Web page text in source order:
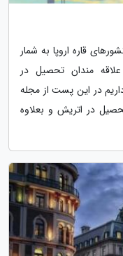
قاره اروپا به شمار
مندان تحصیل در
در این پست از مجله
در اتریش و بعلاوه